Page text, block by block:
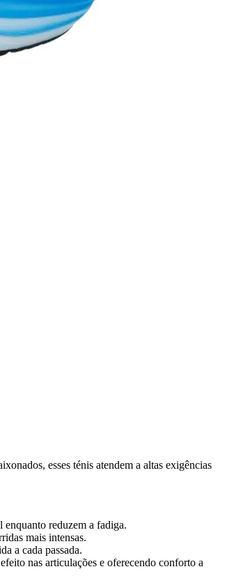
esses ténis atendem a altas exigências
reduzem a fadiga.
mais intensas.
a cada passada.
nas articulações e oferecendo conforto a